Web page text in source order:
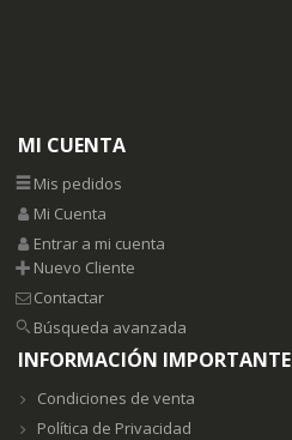
MI CUENTA
Mis pedidos
Mi Cuenta
Entrar a mi cuenta
Nuevo Cliente
Contactar
Búsqueda avanzada
INFORMACIÓN IMPORTANTE
Condiciones de venta
Política de Privacidad